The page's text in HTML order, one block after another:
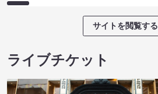
サイトを閲覧する
ライブチケット